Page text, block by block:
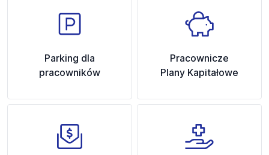
Parking dla
pracowników
Pracownicze
Plany Kapitałowe